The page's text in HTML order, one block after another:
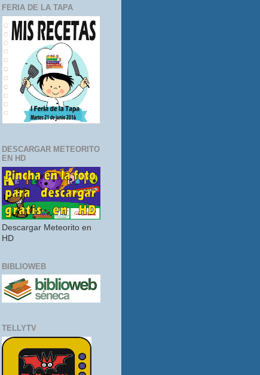
FERIA DE LA TAPA
DESCARGAR METEORITO
EN HD
Descargar Meteorito en
HD
BIBLIOWEB
TELLYTV